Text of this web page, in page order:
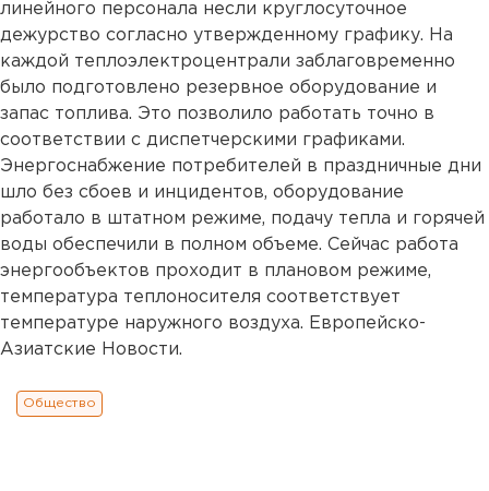
линейного персонала несли круглосуточное
дежурство согласно утвержденному графику. На
каждой теплоэлектроцентрали заблаговременно
было подготовлено резервное оборудование и
запас топлива. Это позволило работать точно в
соответствии с диспетчерскими графиками.
Энергоснабжение потребителей в праздничные дни
шло без сбоев и инцидентов, оборудование
работало в штатном режиме, подачу тепла и горячей
воды обеспечили в полном объеме. Сейчас работа
энергообъектов проходит в плановом режиме,
температура теплоносителя соответствует
температуре наружного воздуха. Европейско-
Азиатские Новости.
Общество